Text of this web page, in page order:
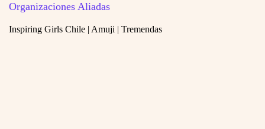
Organizaciones Aliadas
Inspiring Girls Chile | Amuji | Tremendas